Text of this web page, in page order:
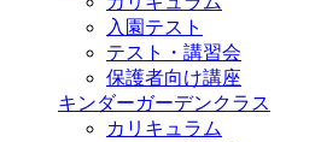
入園テスト
テスト・講習会
保護者向け講座
キンダーガーデンクラス
カリキュラム